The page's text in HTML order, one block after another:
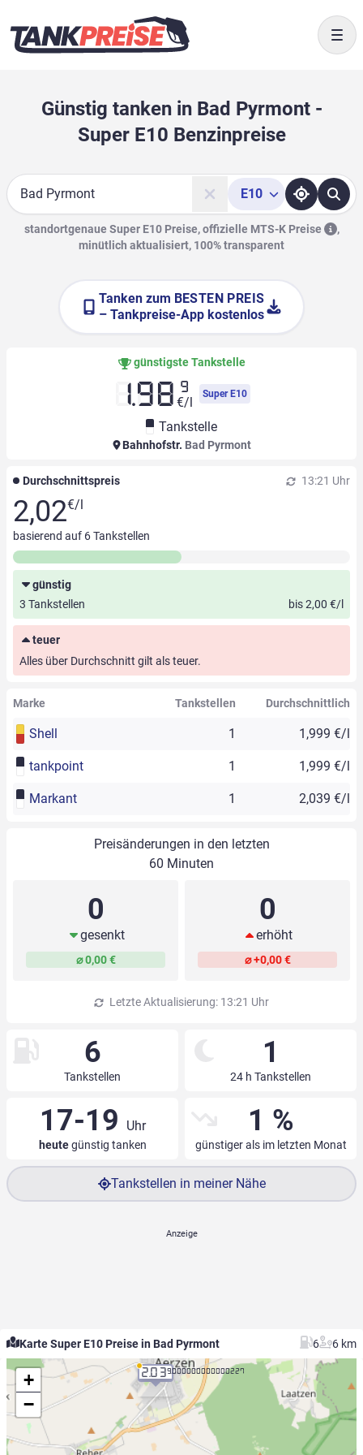
Günstig tanken in Bad Pyrmont -
Super E10 Benzinpreise
Suche
E10
standortgenaue Super E10 Preise, offizielle MTS-K Preise
,
minütlich aktualisiert, 100% transparent
Tanken zum BESTEN PREIS
– Tankpreise-App kostenlos
günstigste Tankstelle
1.98 9
€/l
Super E10
Tankstelle
Bahnhofstr. Bad Pyrmont
Durchschnittspreis 13:21 Uhr
2,02€/l
basierend auf 6Tankstellen
günstig
3 Tankstellen
bis 2,00 €/l
teuer
Alles über Durchschnitt gilt als teuer.
Marke Tankstellen Durchschnittlich
Shell 1 1,999 €/l
tankpoint 1 1,999 €/l
Markant 1 2,039 €/l
Preisänderungen in den letzten
60 Minuten
0
gesenkt
⌀ 0,00 €
0
erhöht
⌀ +0,00 €
Letzte Aktualisierung: 13:21 Uhr
6
Tankstellen
1
24 h Tankstellen
17-19 Uhr
heutegünstig tanken
1 %
günstiger als im letzten Monat
Tankstellen in meiner Nähe
Karte Super E10 Preise in Bad Pyrmont 6 6 km
2.039.000000000000227
+
−